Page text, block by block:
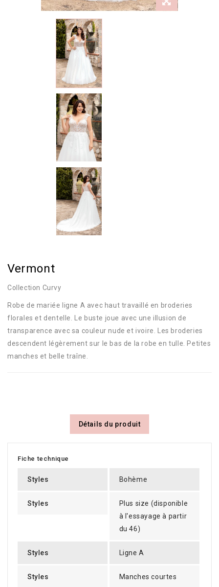
Vermont
Collection Curvy
Robe de mariée ligne A avec haut travaillé en broderies
florales et dentelle. Le buste joue avec une illusion de
transparence avec sa couleur nude et ivoire. Les broderies
descendent légèrement sur le bas de la robe en tulle. Petites
manches et belle traîne.
Détails du produit
Fiche technique
Styles Bohème
Styles
Plus size (disponible
à l'essayage à partir
du 46)
Styles Ligne A
Styles Manches courtes